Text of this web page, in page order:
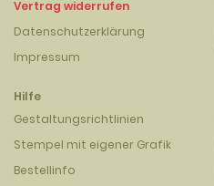
Vertrag widerrufen
Datenschutzerklärung
Impressum
Hilfe
Gestaltungsrichtlinien
Stempel mit eigener Grafik
Bestellinfo